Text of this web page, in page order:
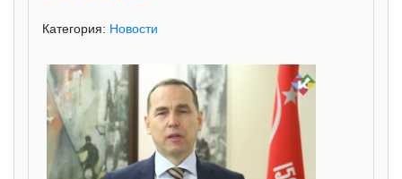
Категория: Новости